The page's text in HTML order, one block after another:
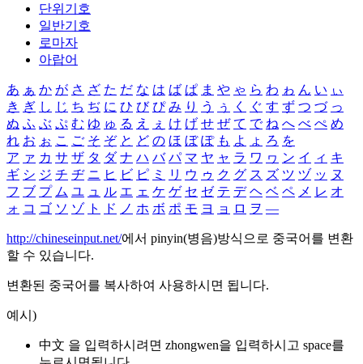
단위기호
일반기호
로마자
아랍어
あ ぁ か が さ ざ た だ な は ば ぱ ま や ゃ ら わ ゎ ん い ぃ
き ぎ し じ ち ぢ に ひ び ぴ み り う ぅ く ぐ す ず つ づ っ
ぬ ふ ぶ ぷ む ゆ ゅ る え ぇ け げ せ ぜ て で ね へ べ ぺ め
れ お ぉ こ ご そ ぞ と ど の ほ ぼ ぽ も よ ょ ろ を
ア ァ カ サ ザ タ ダ ナ ハ バ パ マ ヤ ャ ラ ワ ヮ ン イ ィ キ
ギ シ ジ チ ヂ ニ ヒ ビ ピ ミ リ ウ ゥ ク グ ス ズ ツ ヅ ッ ヌ
フ ブ プ ム ユ ュ ル エ ェ ケ ゲ セ ゼ テ デ ヘ ベ ペ メ レ オ
ォ コ ゴ ソ ゾ ト ド ノ ホ ボ ポ モ ヨ ョ ロ ヲ ―
http://chineseinput.net/에서 pinyin(병음)방식으로 중국어를 변환
할 수 있습니다.
변환된 중국어를 복사하여 사용하시면 됩니다.
예시)
中文 을 입력하시려면 zhongwen을 입력하시고 space를